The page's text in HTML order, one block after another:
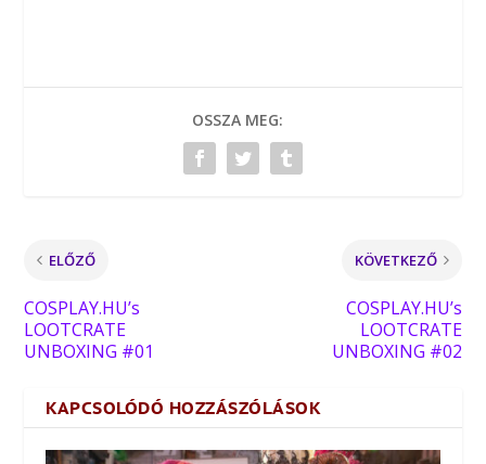
OSSZA MEG:
ELŐZŐ
COSPLAY.HU’s
LOOTCRATE
UNBOXING #01
KÖVETKEZŐ
COSPLAY.HU’s
LOOTCRATE
UNBOXING #02
KAPCSOLÓDÓ HOZZÁSZÓLÁSOK